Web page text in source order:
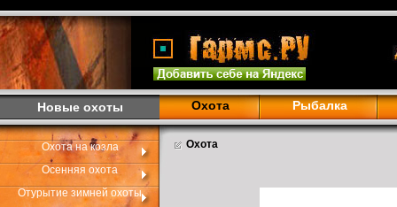
Новые охоты Охота Рыбалка
Охота на козла
Осенняя охота
Отурытие зимней охоты
Охота